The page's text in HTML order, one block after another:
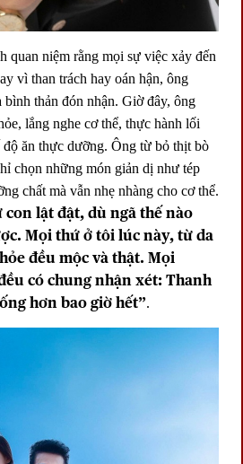
quan niệm rằng mọi sự việc xảy đến
vì than trách hay oán hận, ông
bình thản đón nhận. Giờ đây, ông
lắng nghe cơ thể, thực hành lối
độ ăn thực dưỡng. Ông từ bỏ thịt bò
chọn những món giản dị như tép
chất mà vẫn nhẹ nhàng cho cơ thể.
con lật đật, dù ngã thế nào
Mọi thứ ở tôi lúc này, từ da
đều mộc và thật. Mọi
có chung nhận xét: Thanh
hơn bao giờ hết”.